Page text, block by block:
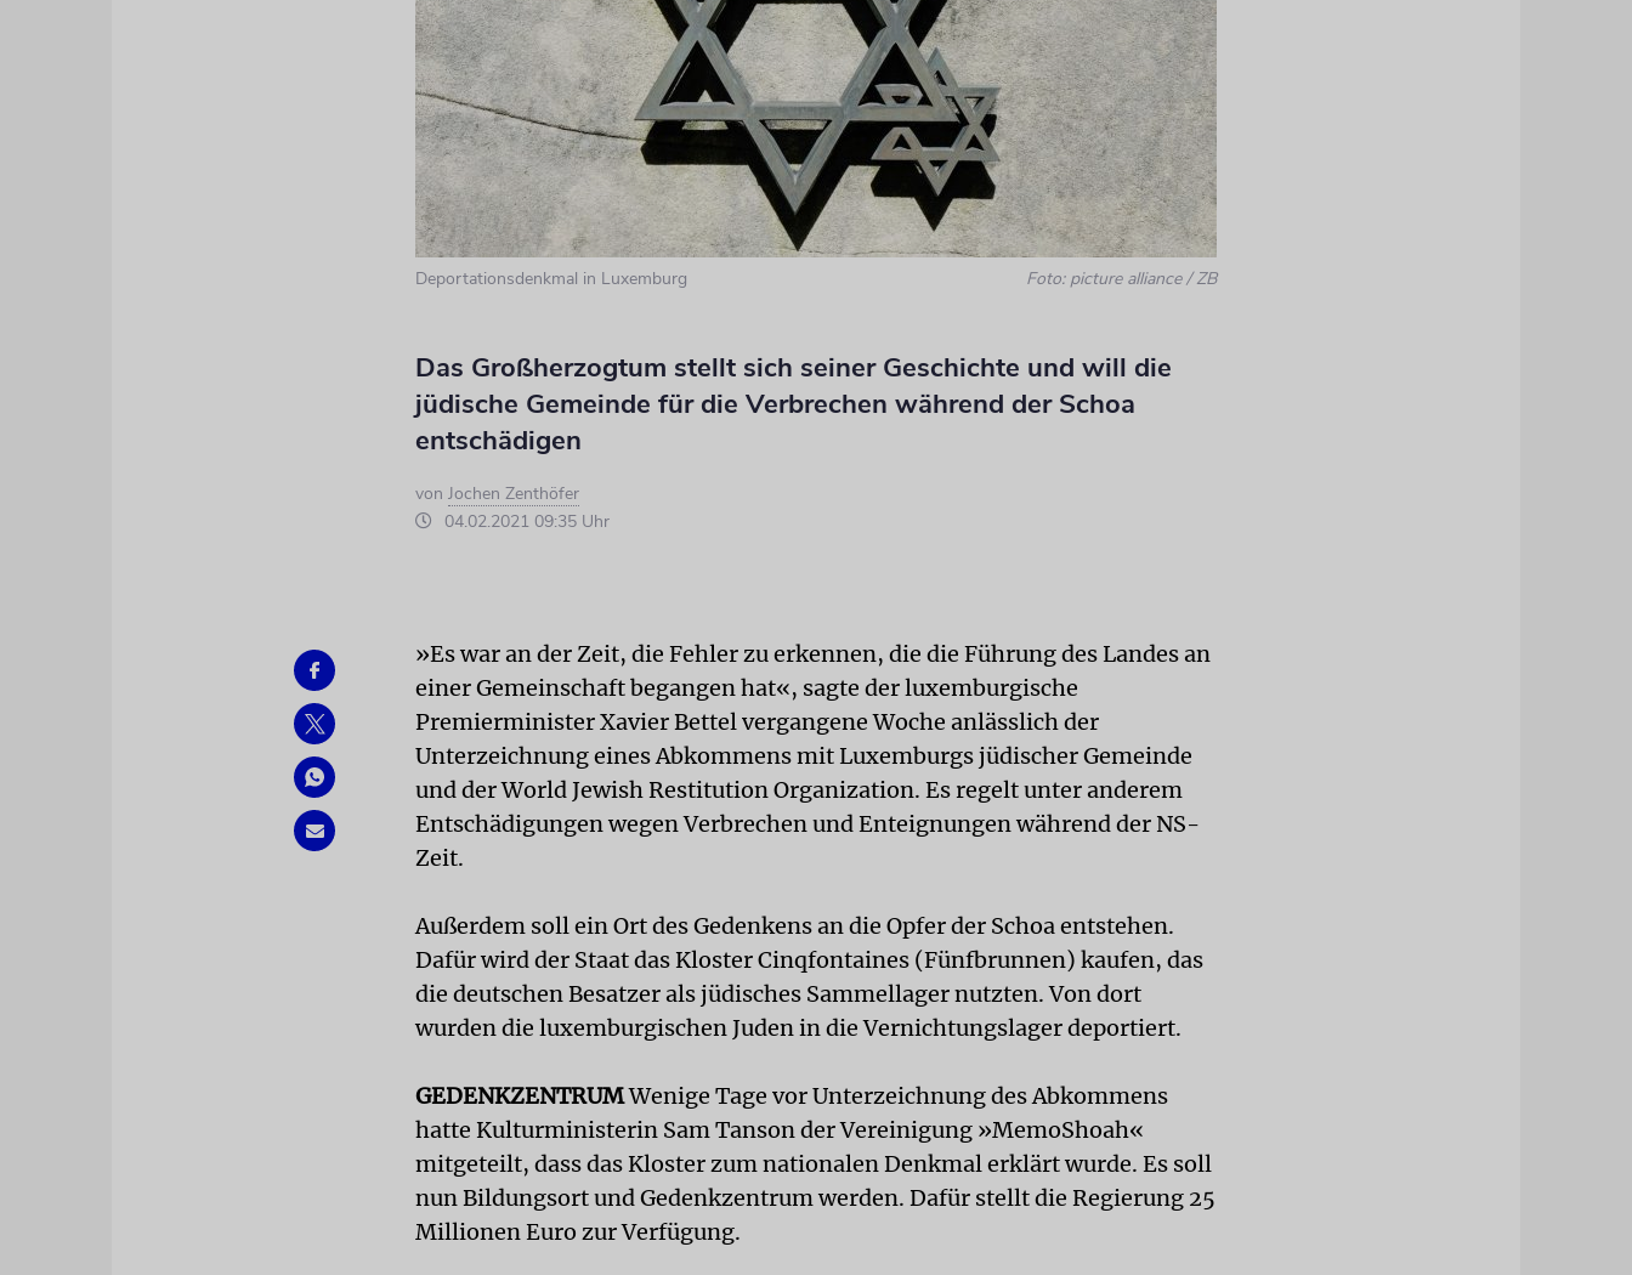
Deportationsdenkmal in Luxemburg Foto: picture alliance / ZB
Das Großherzogtum stellt sich seiner Geschichte und will die
jüdische Gemeinde für die Verbrechen während der Schoa
entschädigen
von Jochen Zenthöfer
04.02.2021 09:35 Uhr
»Es war an der Zeit, die Fehler zu erkennen, die die Führung des Landes an
einer Gemeinschaft begangen hat«, sagte der luxemburgische
Premierminister Xavier Bettel vergangene Woche anlässlich der
Unterzeichnung eines Abkommens mit Luxemburgs jüdischer Gemeinde
und der World Jewish Restitution Organization. Es regelt unter anderem
Entschädigungen wegen Verbrechen und Enteignungen während der NS-
Zeit.
Außerdem soll ein Ort des Gedenkens an die Opfer der Schoa entstehen.
Dafür wird der Staat das Kloster Cinqfontaines (Fünfbrunnen) kaufen, das
die deutschen Besatzer als jüdisches Sammellager nutzten. Von dort
wurden die luxemburgischen Juden in die Vernichtungslager deportiert.
GEDENKZENTRUMWenige Tage vor Unterzeichnung des Abkommens
hatte Kulturministerin Sam Tanson der Vereinigung »MemoShoah«
mitgeteilt, dass das Kloster zum nationalen Denkmal erklärt wurde. Es soll
nun Bildungsort und Gedenkzentrum werden. Dafür stellt die Regierung 25
Millionen Euro zur Verfügung.